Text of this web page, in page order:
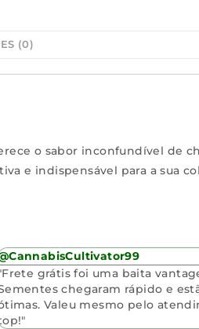
(0)
o sabor inconfundível de
e indispensável para a sua
grátis foi uma baita
chegaram rápido e
Valeu mesmo pelo